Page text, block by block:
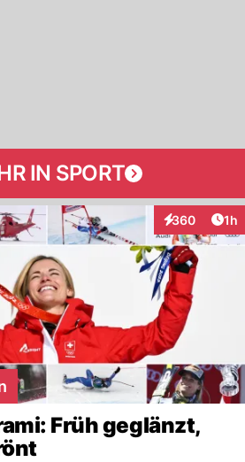
IN SPORT
360
Interaktionen
1h
Früh geglänzt,